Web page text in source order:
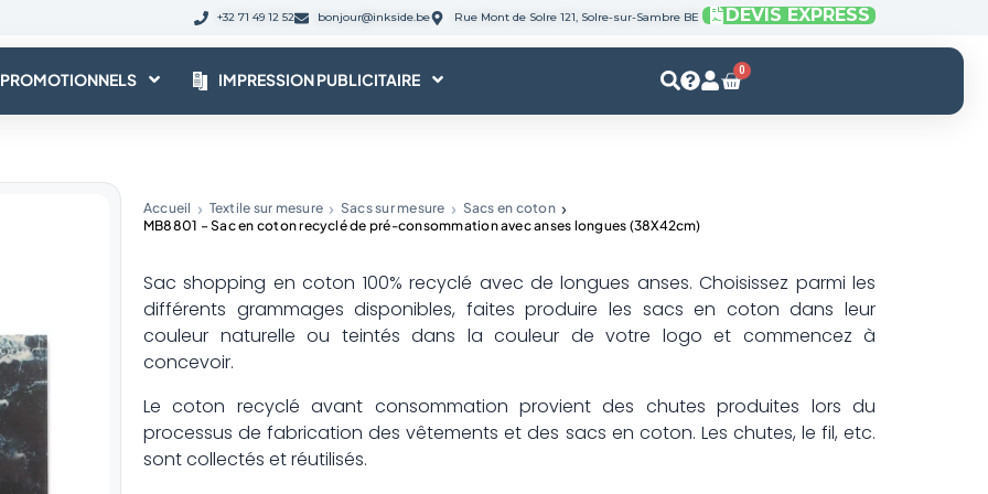
+32 71 49 12 52 bonjour@inkside.be Rue Mont de Solre 121, Solre-sur-Sambre BE DEVIS EXPRESS
IMPRESSION PUBLICITAIRE 0
Panier
Accueil Textile sur mesure Sacs sur mesure
Sacs en coton
MB8801 – Sac en coton recyclé de pré-consommation avec anses longues (38X42cm)
Sac shopping en coton 100% recyclé avec de longues anses. Choisissez parmi les
différents grammages disponibles, faites produire les sacs en coton dans leur
couleur naturelle ou teintés dans la couleur de votre logo et commencez à
concevoir.
Le coton recyclé avant consommation provient des chutes produites lors du
processus de fabrication des vêtements et des sacs en coton. Les chutes, le fil, etc.
sont collectés et réutilisés.